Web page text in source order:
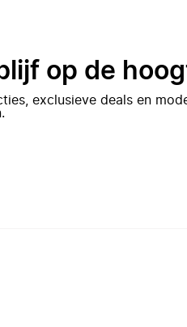
op de
exclusieve deals en